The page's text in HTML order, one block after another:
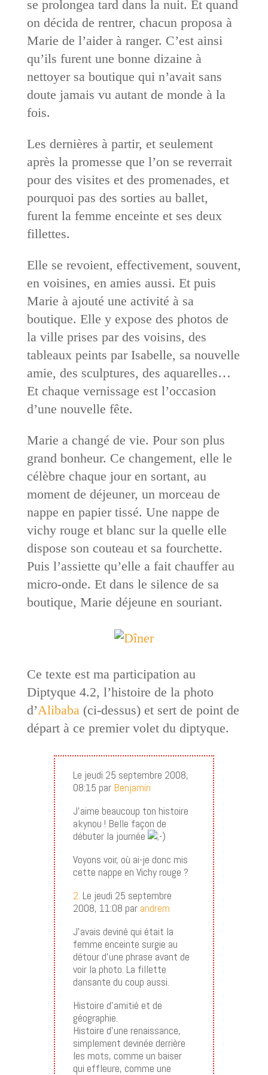
se prolongea tard dans la nuit. Et quand
on décida de rentrer, chacun proposa à
Marie de l’aider à ranger. C’est ainsi
qu’ils furent une bonne dizaine à
nettoyer sa boutique qui n’avait sans
doute jamais vu autant de monde à la
fois.
Les dernières à partir, et seulement
après la promesse que l’on se reverrait
pour des visites et des promenades, et
pourquoi pas des sorties au ballet,
furent la femme enceinte et ses deux
fillettes.
Elle se revoient, effectivement, souvent,
en voisines, en amies aussi. Et puis
Marie à ajouté une activité à sa
boutique. Elle y expose des photos de
la ville prises par des voisins, des
tableaux peints par Isabelle, sa nouvelle
amie, des sculptures, des aquarelles…
Et chaque vernissage est l’occasion
d’une nouvelle fête.
Marie a changé de vie. Pour son plus
grand bonheur. Ce changement, elle le
célèbre chaque jour en sortant, au
moment de déjeuner, un morceau de
nappe en papier tissé. Une nappe de
vichy rouge et blanc sur la quelle elle
dispose son couteau et sa fourchette.
Puis l’assiette qu’elle a fait chauffer au
micro-onde. Et dans le silence de sa
boutique, Marie déjeune en souriant.
Ce texte est ma participation au
Diptyque 4.2, l’histoire de la photo
d’Alibaba (ci-dessus) et sert de point de
départ à ce premier volet du diptyque.
Le jeudi 25 septembre 2008,
08:15 par Benjamin
J’aime beaucoup ton histoire
akynou ! Belle façon de
débuter la journée
Voyons voir, où ai-je donc mis
cette nappe en Vichy rouge ?
2. Le jeudi 25 septembre
2008, 11:08 par andrem
J’avais deviné qui était la
femme enceinte surgie au
détour d’une phrase avant de
voir la photo. La fillette
dansante du coup aussi.
Histoire d’amitié et de
géographie.
Histoire d’une renaissance,
simplement devinée derrière
les mots, comme un baiser
qui effleure, comme une